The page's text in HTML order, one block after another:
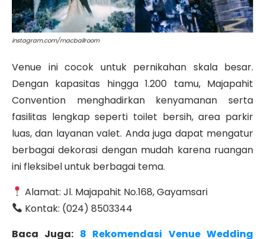
instagram.com/macballroom
Venue ini cocok untuk pernikahan skala besar.
Dengan kapasitas hingga 1.200 tamu, Majapahit
Convention menghadirkan kenyamanan serta
fasilitas lengkap seperti toilet bersih, area parkir
luas, dan layanan valet. Anda juga dapat mengatur
berbagai dekorasi dengan mudah karena ruangan
ini fleksibel untuk berbagai tema.
Alamat: Jl. Majapahit No.168, Gayamsari
Kontak: (024) 8503344
Baca Juga: 8 Rekomendasi Venue Wedding